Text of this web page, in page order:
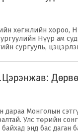
хөгжлийн хороо,
Нүүр ам
сургууль,
дараа Монголын
Улс төрийн
энд бас даган